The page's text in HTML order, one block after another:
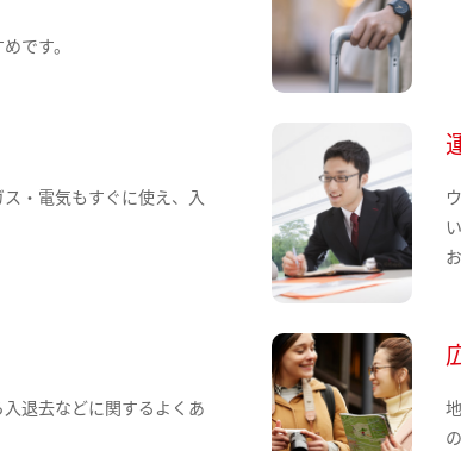
です。
・電気もすぐに使え、入
退去などに関するよくあ